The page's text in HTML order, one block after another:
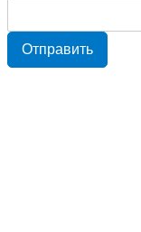
Отправить